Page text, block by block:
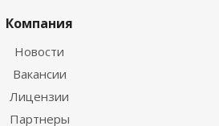
Компания
Новости
Вакансии
Лицензии
Партнеры